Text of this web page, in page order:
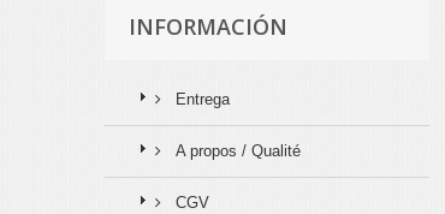
INFORMACIÓN
Entrega
A propos / Qualité
CGV